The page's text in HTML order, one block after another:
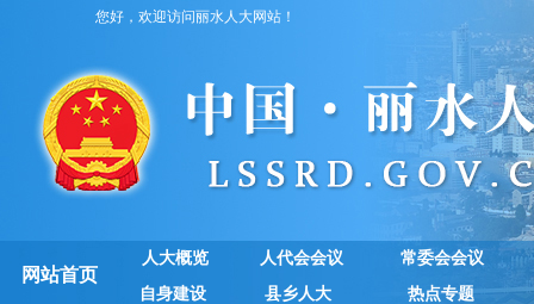
您好，欢迎访问丽水人大网站！
网站首页
人大概览 人代会会议
常委会会议
自身建设
县乡人大 热点专题